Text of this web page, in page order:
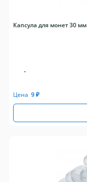
Капсула для монет 30 мм
-
Цена 9₽